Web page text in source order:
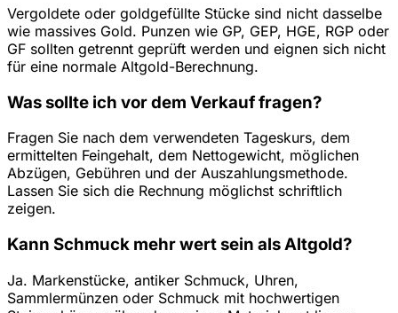
Vergoldete oder goldgefüllte Stücke sind nicht dasselbe
wie massives Gold. Punzen wie GP, GEP, HGE, RGP oder
GF sollten getrennt geprüft werden und eignen sich nicht
für eine normale Altgold-Berechnung.
Was sollte ich vor dem Verkauf fragen?
Fragen Sie nach dem verwendeten Tageskurs, dem
ermittelten Feingehalt, dem Nettogewicht, möglichen
Abzügen, Gebühren und der Auszahlungsmethode.
Lassen Sie sich die Rechnung möglichst schriftlich
zeigen.
Kann Schmuck mehr wert sein als Altgold?
Ja. Markenstücke, antiker Schmuck, Uhren,
Sammlermünzen oder Schmuck mit hochwertigen